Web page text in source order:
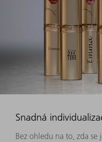
Snadná
Bez ohledu na to, zda se